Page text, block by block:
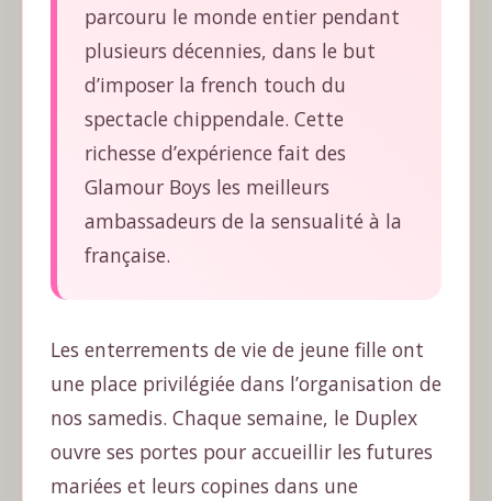
parcouru le monde entier pendant
plusieurs décennies, dans le but
d’imposer la french touch du
spectacle chippendale. Cette
richesse d’expérience fait des
Glamour Boys les meilleurs
ambassadeurs de la sensualité à la
française.
Les enterrements de vie de jeune fille ont
une place privilégiée dans l’organisation de
nos samedis. Chaque semaine, le Duplex
ouvre ses portes pour accueillir les futures
mariées et leurs copines dans une